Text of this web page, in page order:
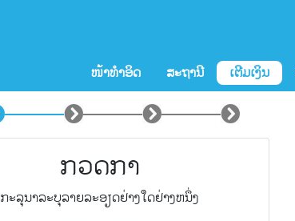
ໜ້າທໍາອິດ ສະຖານີ ເຕີມເງິນ
ກວດກາ
ກະລຸນາລະບຸລາຍລະອຽດຢ່າງໃດຢ່າງຫນຶ່ງ